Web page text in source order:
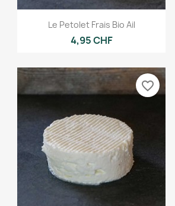
Aperçu rapide
Le Petolet Frais Bio Ail
4,95 CHF
favorite_border